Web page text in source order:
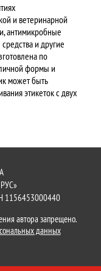
и ветеринарной
антимикробные
и другие
по
формы и
может быть
этикеток с двух
1156453000440
автора запрещено.
данных